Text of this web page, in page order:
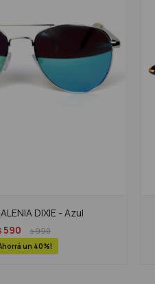
DIXIE - Azul
590 $990
40